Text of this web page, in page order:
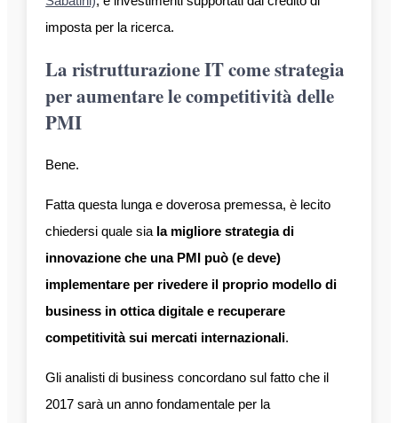
imposta per la ricerca.
La ristrutturazione IT come strategia
per aumentare le competitività delle
PMI
Bene.
Fatta questa lunga e doverosa premessa, è lecito
chiedersi quale sia la migliore strategia di
innovazione che una PMI può (e deve)
implementare per rivedere il proprio modello di
business in ottica digitale e recuperare
competitività sui mercati internazionali.
Gli analisti di business concordano sul fatto che il
2017 sarà un anno fondamentale per la